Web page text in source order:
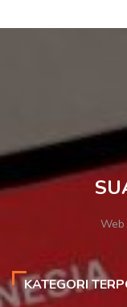
Web
KATEGORI